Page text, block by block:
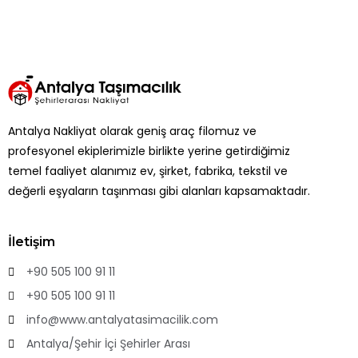
Antalya Nakliyat olarak geniş araç filomuz ve
profesyonel ekiplerimizle birlikte yerine getirdiğimiz
temel faaliyet alanımız ev, şirket, fabrika, tekstil ve
değerli eşyaların taşınması gibi alanları kapsamaktadır.
İletişim
+90 505 100 91 11
+90 505 100 91 11
info@www.antalyatasimacilik.com
Antalya/Şehir İçi Şehirler Arası